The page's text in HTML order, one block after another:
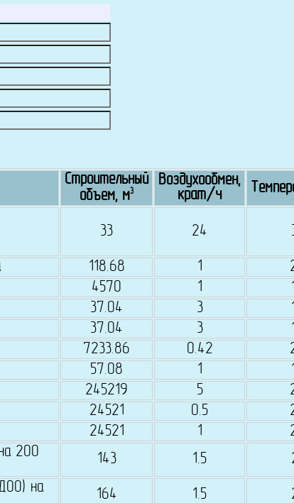
Строительный
объем, м3
Воздухообмен,
крат/ч
33 24
118.68 1
4570 1
37.04 3
37.04 3
7233.86 0.42
57.08 1
245219 5
24521 0.5
24521 1
200
143 1.5
на
164 1.5